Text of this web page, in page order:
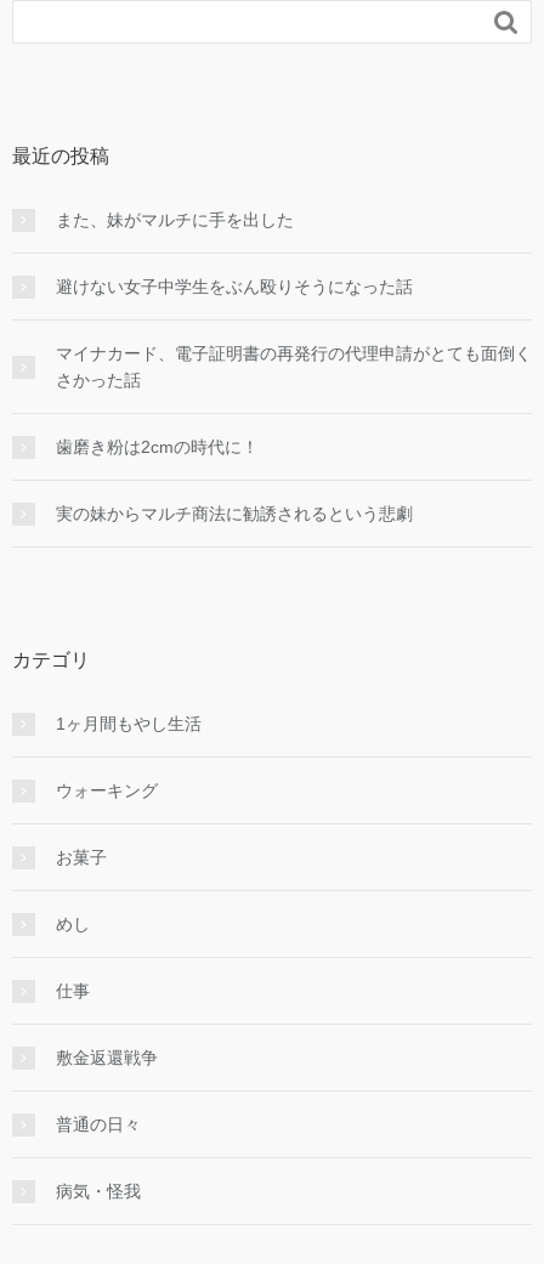

最近の投稿
また、妹がマルチに手を出した
避けない女子中学生をぶん殴りそうになった話
マイナカード、電子証明書の再発行の代理申請がとても面倒く
さかった話
歯磨き粉は2cmの時代に！
実の妹からマルチ商法に勧誘されるという悲劇
カテゴリ
1ヶ月間もやし生活
ウォーキング
お菓子
めし
仕事
敷金返還戦争
普通の日々
病気・怪我